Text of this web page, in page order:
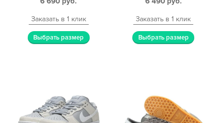
Заказать в 1 клик
Выбрать размер
Заказать в 1 клик
Выбрать размер